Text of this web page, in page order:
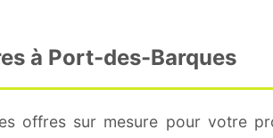
à Port-des-Barques
offres sur mesure pour votre